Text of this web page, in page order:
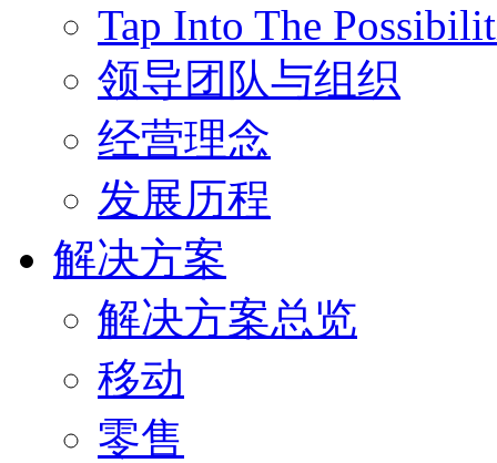
Tap Into The
领导团队与组织
经营理念
发展历程
解决方案
解决方案总览
移动
零售